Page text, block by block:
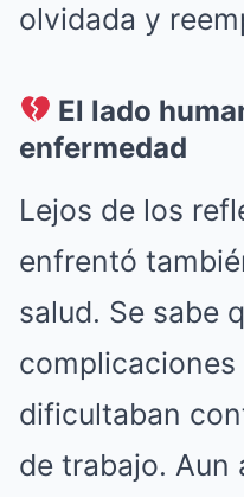
olvidada y
El lado
enfermedad
Lejos de los
enfrentó
salud. Se sabe
dificultaban
de trabajo. Aun